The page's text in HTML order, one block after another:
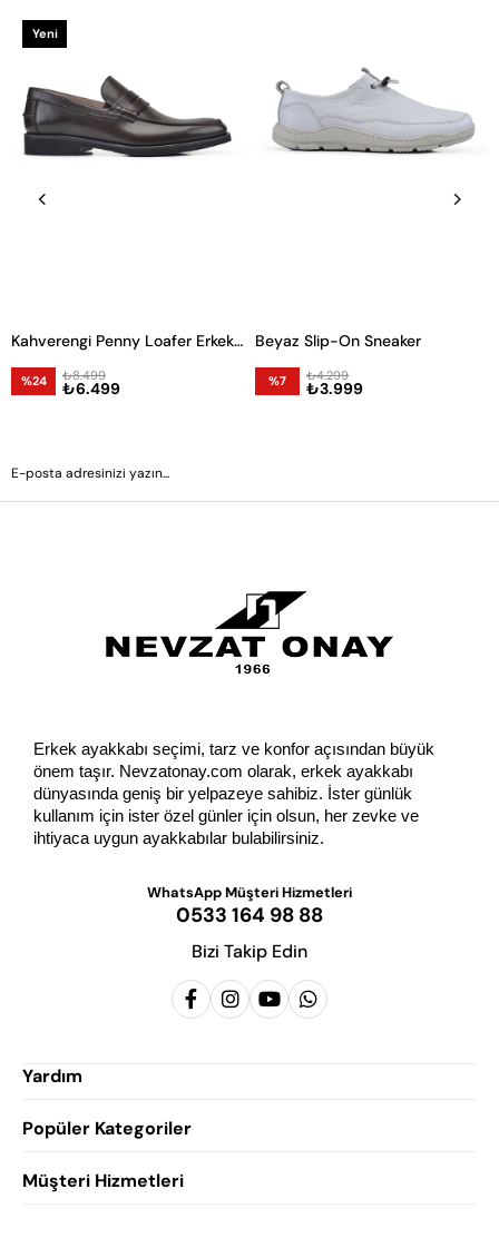
Kahverengi Penny Loafer Erkek Ayakkabı
%24 ₺6.499
₺8.499
Yeni
Beyaz Slip-On Sneaker
%7 ₺3.999
₺4.299
Erkek ayakkabı seçimi, tarz ve konfor açısından büyük
önem taşır. Nevzatonay.com olarak, erkek ayakkabı
dünyasında geniş bir yelpazeye sahibiz. İster günlük
kullanım için ister özel günler için olsun, her zevke ve
ihtiyaca uygun ayakkabılar bulabilirsiniz.
WhatsApp Müşteri Hizmetleri
0533 164 98 88
Bizi Takip Edin
Yardım
Popüler Kategoriler
Erkek Klasik Ayakkabı
Müşteri Hizmetleri